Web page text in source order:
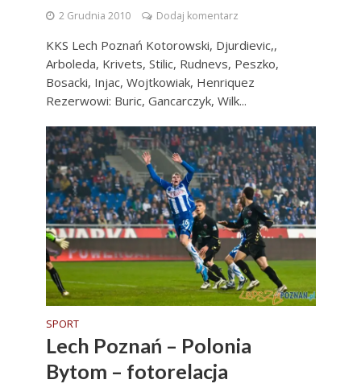
2 Grudnia 2010 Dodaj komentarz
KKS Lech Poznań Kotorowski, Djurdievic,,
Arboleda, Krivets, Stilic, Rudnevs, Peszko,
Bosacki, Injac, Wojtkowiak, Henriquez
Rezerwowi: Buric, Gancarczyk, Wilk...
SPORT
Lech Poznań – Polonia
Bytom – fotorelacja